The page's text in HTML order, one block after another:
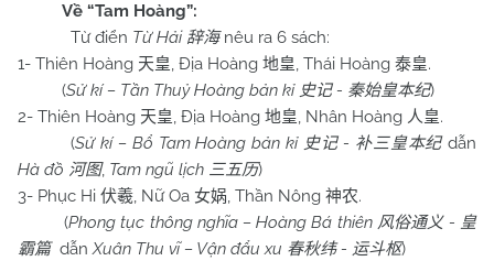
Về “Tam Hoàng”:
Từ điển Từ Hải 辞海nêu ra 6 sách:
1- Thiên Hoàng 天皇, Địa Hoàng 地皇, Thái Hoàng 泰皇.
(Sử kí – Tần Thuỷ Hoàng bản kỉ 史记- 秦始皇本纪)
2- Thiên Hoàng 天皇, Địa Hoàng 地皇, Nhân Hoàng 人皇.
(Sử kí – Bổ Tam Hoàng bản kỉ 史记- 补三皇本纪dẫn
Hà đồ 河图, Tam ngũ lịch 三五历)
3- Phục Hi 伏羲, Nữ Oa 女娲, Thần Nông 神农.
(Phong tục thông nghĩa – Hoàng Bá thiên 风俗通义- 皇
霸篇dẫnXuân Thu vĩ – Vận đẩu xu 春秋纬- 运斗枢)